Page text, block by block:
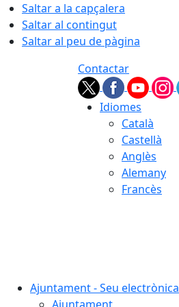
Saltar a la capçalera
Saltar al contingut
Saltar al peu de pàgina
Contactar
Idiomes
Català
Castellà
Anglès
Alemany
Francès
Ajuntament - Seu electrònica